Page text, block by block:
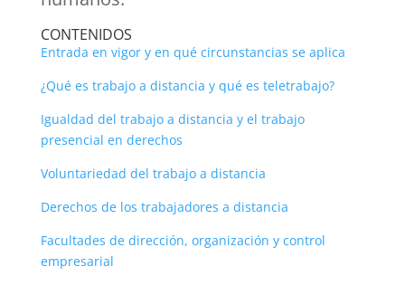
CONTENIDOS
Entrada en vigor y en qué circunstancias se aplica
¿Qué es trabajo a distancia y qué es teletrabajo?
Igualdad del trabajo a distancia y el trabajo
presencial en derechos
Voluntariedad del trabajo a distancia
Derechos de los trabajadores a distancia
Facultades de dirección, organización y control
empresarial